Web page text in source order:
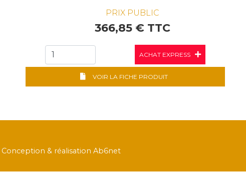
PRIX PUBLIC
366,85 € TTC
ACHAT EXPRESS
VOIR LA FICHE PRODUIT
Conception & réalisation Ab6net